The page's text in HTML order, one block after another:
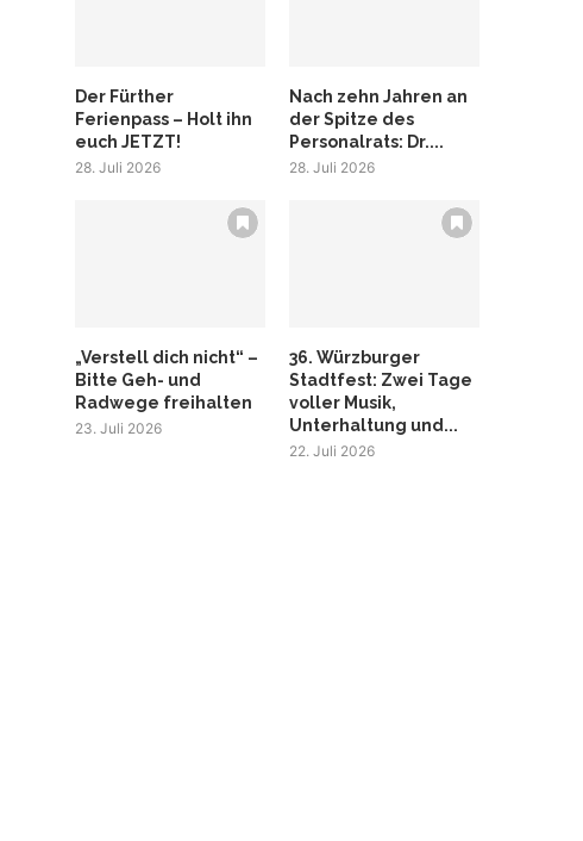
Der Fürther
Ferienpass – Holt ihn
euch JETZT!
28. Juli 2026
Nach zehn Jahren an
der Spitze des
Personalrats: Dr....
28. Juli 2026
„Verstell dich nicht“ –
Bitte Geh- und
Radwege freihalten
23. Juli 2026
36. Würzburger
Stadtfest: Zwei Tage
voller Musik,
Unterhaltung und...
22. Juli 2026